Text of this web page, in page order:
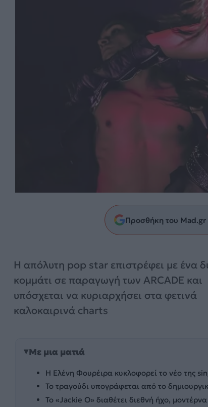
Προσθήκη του Mad.gr
Η απόλυτη pop star επιστρέφει με ένα
κομμάτι σε παραγωγή των ARCADE και
υπόσχεται να κυριαρχήσει στα φετινά
καλοκαιρινά charts
Με μια ματιά
Η Ελένη Φουρέιρα κυκλοφορεί το νέο της
Το τραγούδι υπογράφεται από το
Το «Jackie O» διαθέτει διεθνή ήχο,